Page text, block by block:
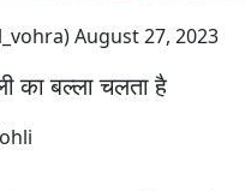
August 27, 2023
का बल्ला चलता है